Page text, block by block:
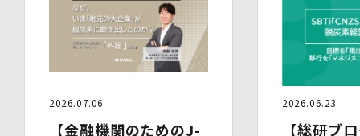
6.安全管理措置
当社は、個人情報保護法、個人情報保護方針及び本方針に
従って、個人データ（個人情報保護法第16条第３項により
定義された「個人データ」をいい、以下同様とします。）
を適切に取り扱い、正確かつ最新のものとするよう適切な
また、個人データの漏えい、滅失又は毀損の防止その他の
個人データの保護のため、個人データを適切かつ安全に管
2026.07.06
【金融機関のためのJ-
2026.06.23
【総研ブ